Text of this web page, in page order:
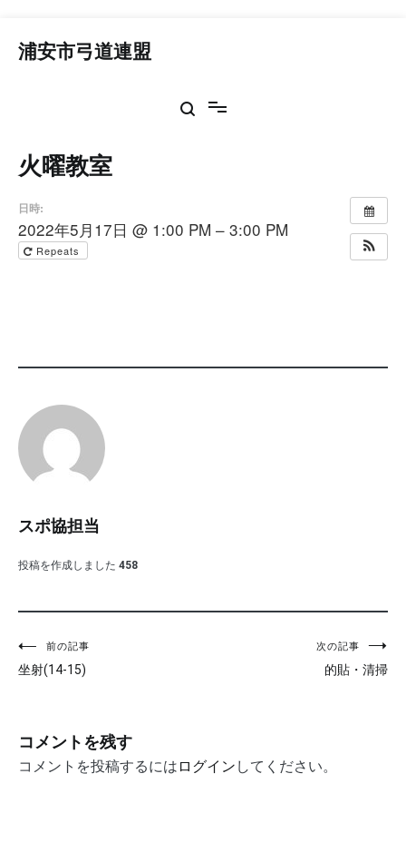
浦安市弓道連盟
火曜教室
日時:
2022年5月17日 @ 1:00 PM – 3:00 PM
Repeats
スポ協担当
投稿を作成しました 458
投
稿
ビ
ゲ
前の記事
坐射(14-15)
次の記事
的貼・清掃
コメントを残す
コメントを投稿するには ログイン してください。